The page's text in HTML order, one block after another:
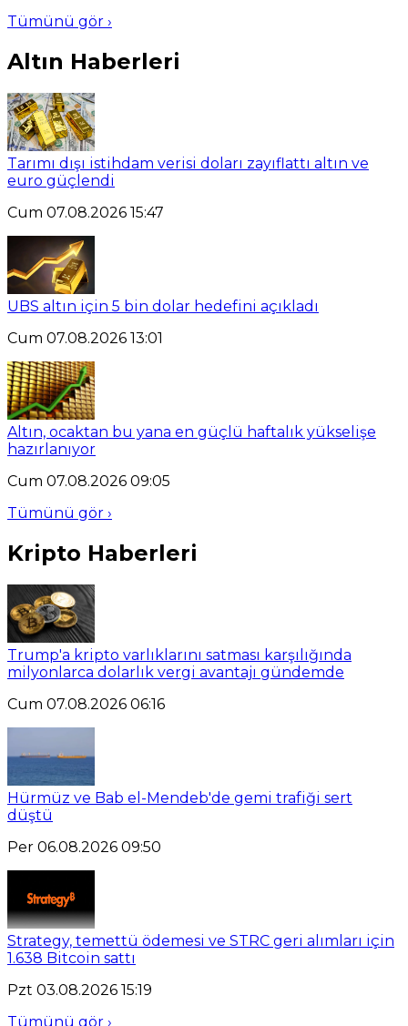
Tümünü gör ›
Altın Haberleri
Tarımı dışı istihdam verisi doları zayıflattı altın ve
euro güçlendi
Cum 07.08.2026 15:47
UBS altın için 5 bin dolar hedefini açıkladı
Cum 07.08.2026 13:01
Altın, ocaktan bu yana en güçlü haftalık yükselişe
hazırlanıyor
Cum 07.08.2026 09:05
Tümünü gör ›
Kripto Haberleri
Trump'a kripto varlıklarını satması karşılığında
milyonlarca dolarlık vergi avantajı gündemde
Cum 07.08.2026 06:16
Hürmüz ve Bab el-Mendeb'de gemi trafiği sert
düştü
Per 06.08.2026 09:50
Strategy, temettü ödemesi ve STRC geri alımları için
1.638 Bitcoin sattı
Pzt 03.08.2026 15:19
Tümünü gör ›